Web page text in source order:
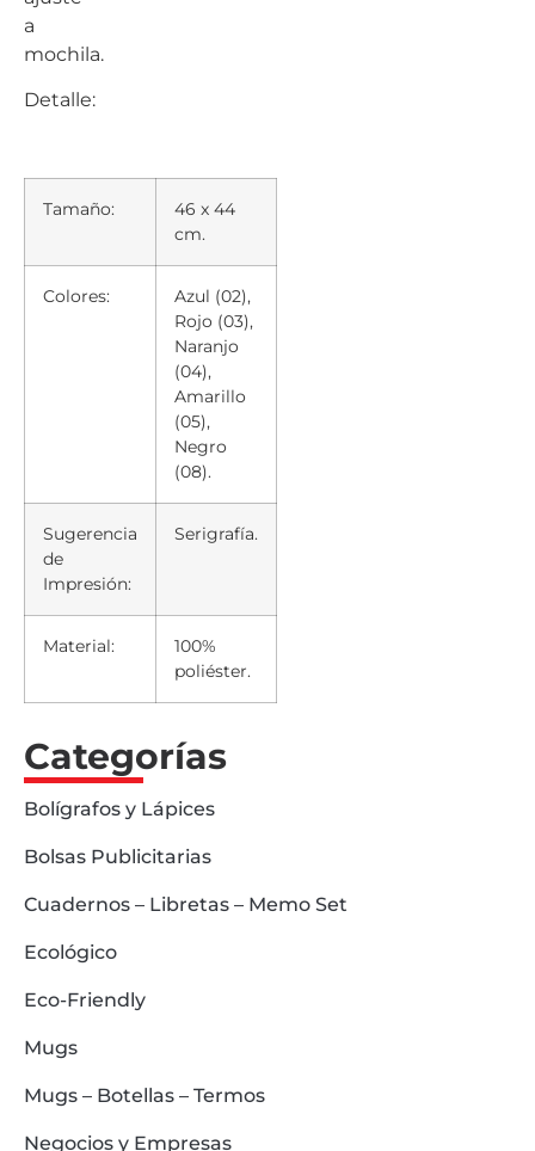
a
mochila.
Detalle:
Tamaño:
46 x 44
cm.
Colores:
Azul (02),
Rojo (03),
Naranjo
(04),
Amarillo
(05),
Negro
(08).
Sugerencia
de
Impresión:
Serigrafía.
Material:
100%
poliéster.
Categorías
Bolígrafos y Lápices
Bolsas Publicitarias
Cuadernos – Libretas – Memo Set
Ecológico
Eco-Friendly
Mugs
Mugs – Botellas – Termos
Negocios y Empresas